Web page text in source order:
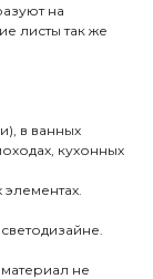
на
листы так же
в ванных
кухонных
не